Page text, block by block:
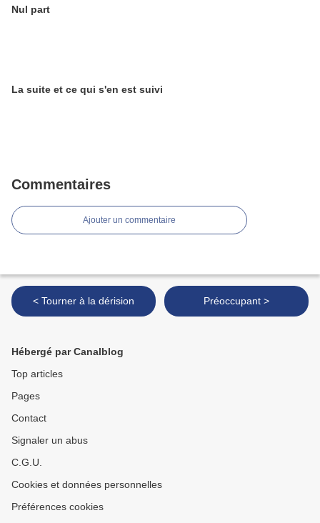
Nul part
La suite et ce qui s'en est suivi
Commentaires
Ajouter un commentaire
< Tourner à la dérision Préoccupant >
Hébergé par Canalblog
Top articles
Pages
Contact
Signaler un abus
C.G.U.
Cookies et données personnelles
Préférences cookies